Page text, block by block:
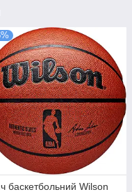
баскетбольний Wilson